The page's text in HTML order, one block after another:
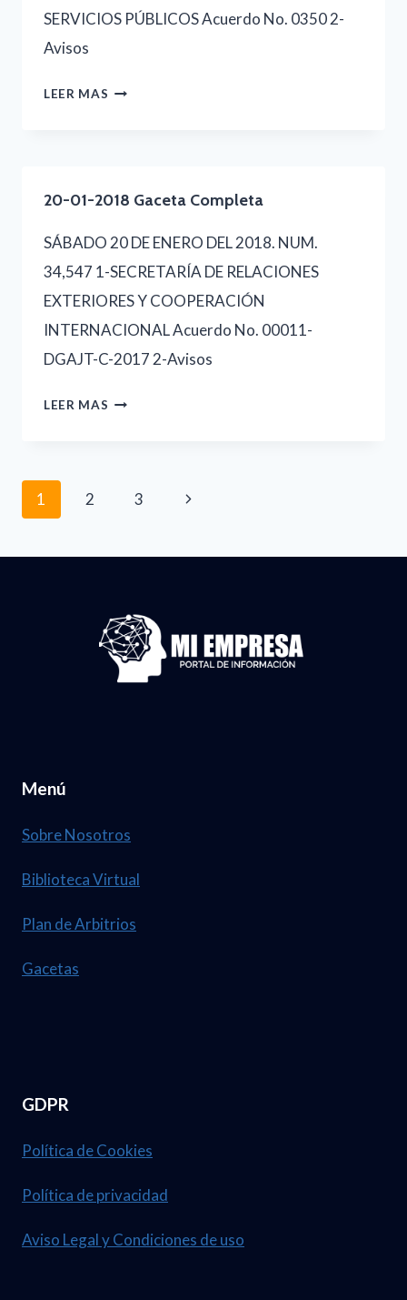
SERVICIOS PÚBLICOS Acuerdo No. 0350 2-
Avisos
LEER MAS 22-
COMPLETA
20-01-2018 Gaceta Completa
SÁBADO 20 DE ENERO DEL 2018. NUM.
34,547 1-SECRETARÍA DE RELACIONES
EXTERIORES Y COOPERACIÓN
INTERNACIONAL Acuerdo No. 00011-
DGAJT-C-2017 2-Avisos
LEER MAS 20-
GACETA
Navegación
1 2 3
Siguiente
Menú
Sobre Nosotros
Biblioteca Virtual
Plan de Arbitrios
Gacetas
GDPR
Política de Cookies
Política de privacidad
Aviso Legal y Condiciones de uso